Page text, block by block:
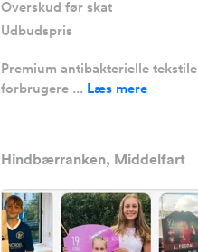
Overskud før skat
Udbudspris
Premium antibakterielle
forbrugere ... Læs mere
Hindbærranken, Middelfart